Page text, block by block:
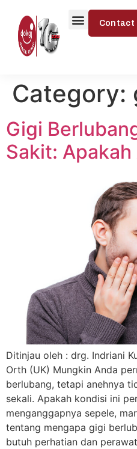
Contact
Category:
Gigi
Sakit: Apakah
Ditinjau oleh : drg. Indriani
Orth (UK) Mungkin Anda
berlubang, tetapi anehnya
sekali. Apakah kondisi ini
menganggapnya sepele,
tentang mengapa gigi
butuh perhatian dan